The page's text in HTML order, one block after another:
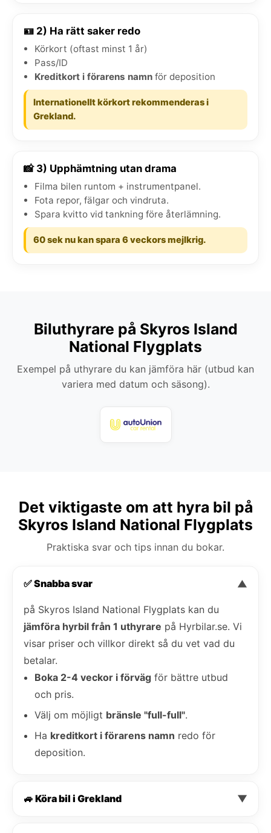
🪪 2) Ha rätt saker redo
Körkort (oftast minst 1 år)
Pass/ID
Kreditkort i förarens namn för deposition
Internationellt körkort rekommenderas i
Grekland.
📸 3) Upphämtning utan drama
Filma bilen runtom + instrumentpanel.
Fota repor, fälgar och vindruta.
Spara kvitto vid tankning före återlämning.
60 sek nu kan spara 6 veckors mejlkrig.
Biluthyrare på Skyros Island
National Flygplats
Exempel på uthyrare du kan jämföra här (utbud kan
variera med datum och säsong).
Det viktigaste om att hyra bil på
Skyros Island National Flygplats
Praktiska svar och tips innan du bokar.
✅ Snabba svar ▼
på Skyros Island National Flygplats kan du
jämföra hyrbil från 1 uthyrare på Hyrbilar.se. Vi
visar priser och villkor direkt så du vet vad du
betalar.
Boka 2-4 veckor i förväg för bättre utbud
och pris.
Välj om möjligt bränsle "full-full".
Ha kreditkort i förarens namn redo för
deposition.
🚙 Köra bil i Grekland ▼